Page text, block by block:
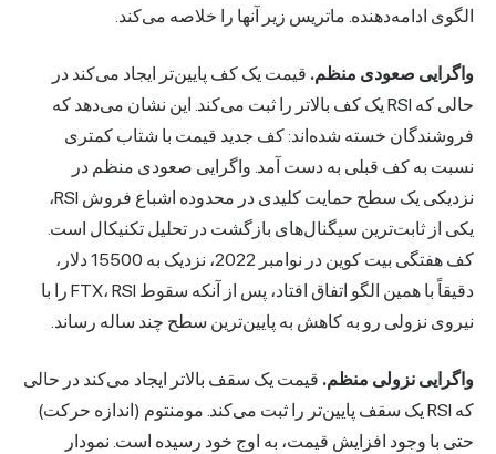
الگوی ادامه‌دهنده. ماتریس زیر آنها را خلاصه می‌کند.
واگرایی صعودی منظم. قیمت یک کف پایین‌تر ایجاد می‌کند در
حالی که RSI یک کف بالاتر را ثبت می‌کند. این نشان می‌دهد که
فروشندگان خسته شده‌اند: کف جدید قیمت با شتاب کمتری
نسبت به کف قبلی به دست آمد. واگرایی صعودی منظم در
نزدیکی یک سطح حمایت کلیدی در محدوده اشباع فروش RSI،
یکی از ثابت‌ترین سیگنال‌های بازگشت در تحلیل تکنیکال است.
کف هفتگی بیت کوین در نوامبر 2022، نزدیک به 15500 دلار،
دقیقاً با همین الگو اتفاق افتاد، پس از آنکه سقوط FTX، RSI را با
نیروی نزولی رو به کاهش به پایین‌ترین سطح چند ساله رساند.
واگرایی نزولی منظم. قیمت یک سقف بالاتر ایجاد می‌کند در حالی
که RSI یک سقف پایین‌تر را ثبت می‌کند. مومنتوم (اندازه حرکت)
حتی با وجود افزایش قیمت، به اوج خود رسیده است. نمودار